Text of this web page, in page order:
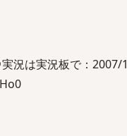
況は実況板で：2007/